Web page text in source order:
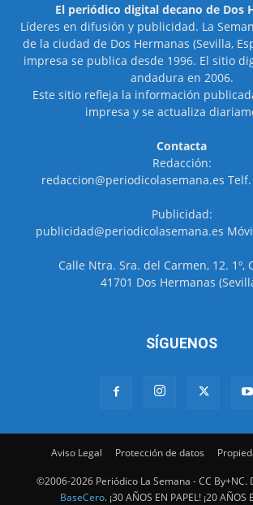
El periódico digital decano de Dos
Líderes en difusión y publicidad. La
de la ciudad de Dos Hermanas (Sevilla,
impresa se publica desde 1996. El sitio
andadura en 2006.
Este sitio refleja la información
impresa y se actualiza
Contacta
Redacción:
redaccion@periodicolasemana.es Telf.
Publicidad:
publicidad@periodicolasemana.es
Calle Ntra. Sra. del Carmen, 12. 1º,
41701 Dos Hermanas
SÍGUENOS
Aviso Legal Protección de datos
©2006-2026 Periódico La Semana - CC
BaseCero. ¡30 AÑOS EN PAPEL! ¡20 AÑOS